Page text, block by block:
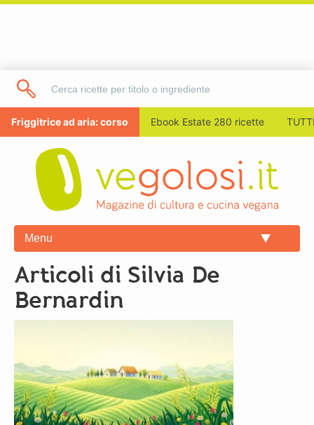
Friggitrice ad aria: corso Ebook Estate 280 ricette
Menu
Articoli di Silvia De
Bernardin